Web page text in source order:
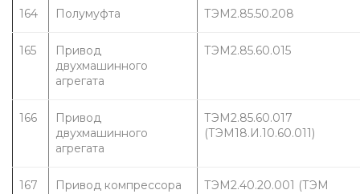
164 Полумуфта ТЭМ2.85.50.208
165
Привод
двухмашинного
агрегата
ТЭМ2.85.60.015
166
Привод
двухмашинного
агрегата
ТЭМ2.85.60.017
(ТЭМ18.И.10.60.011)
167 Привод компрессора
ТЭМ2.40.20.001 (ТЭМ